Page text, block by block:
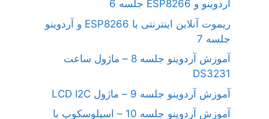
آردوینو و ESP8266 جلسه 6
ریموت آنلاین اینترنتی با ESP8266 و آردوینو
جلسه 7
آموزش آردوینو جلسه 8 – ماژول ساعت
DS3231
آموزش آردوینو جلسه 9 – ماژول LCD I2C
آموزش آردوینو جلسه 10 – اسیلوسکوپ با